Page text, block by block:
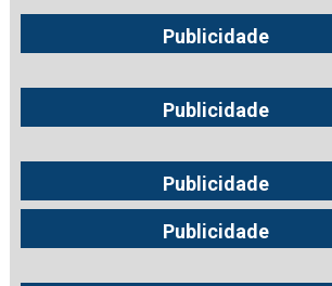
Publicidade
Publicidade
Publicidade
Publicidade